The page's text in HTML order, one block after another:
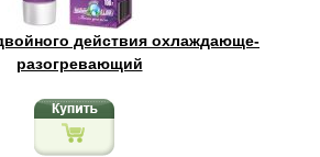
действия охлаждающе-
разогревающий